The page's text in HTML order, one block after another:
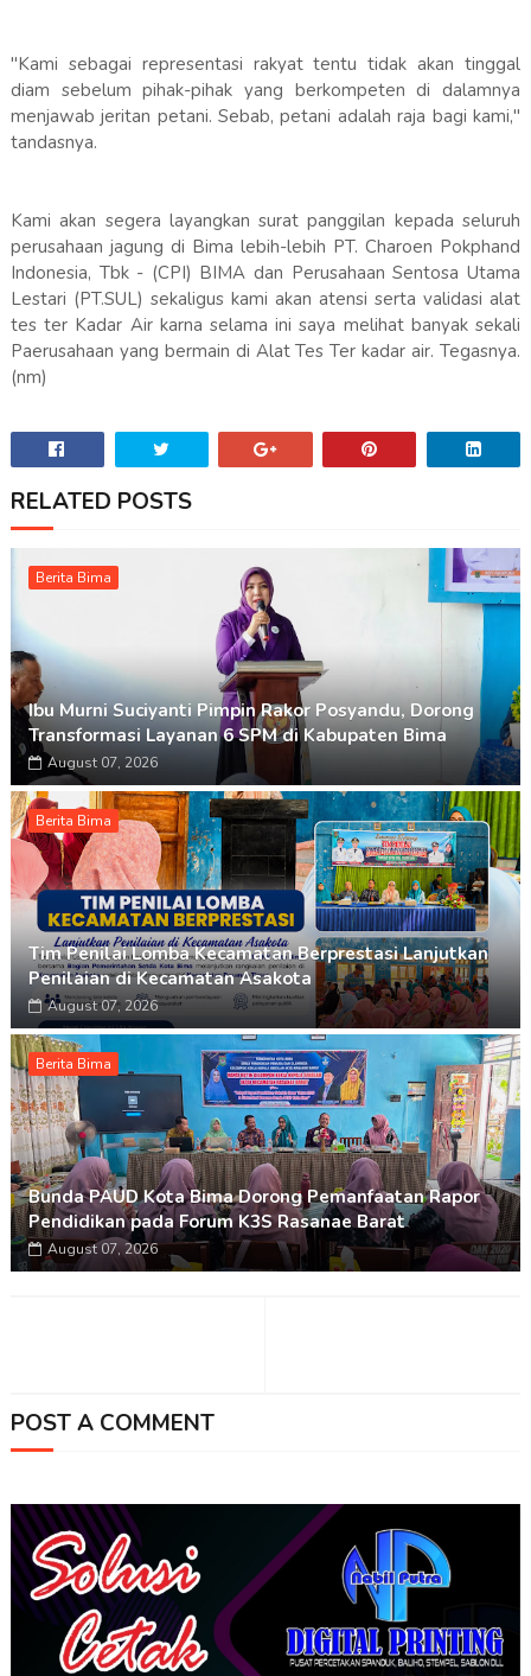
"Kami sebagai representasi rakyat tentu tidak akan tinggal
diam sebelum pihak-pihak yang berkompeten di dalamnya
menjawab jeritan petani. Sebab, petani adalah raja bagi kami,"
tandasnya.
Kami akan segera layangkan surat panggilan kepada seluruh
perusahaan jagung di Bima lebih-lebih PT. Charoen Pokphand
Indonesia, Tbk - (CPI) BIMA dan Perusahaan Sentosa Utama
Lestari (PT.SUL) sekaligus kami akan atensi serta validasi alat
tes ter Kadar Air karna selama ini saya melihat banyak sekali
Paerusahaan yang bermain di Alat Tes Ter kadar air. Tegasnya.
(nm)
RELATED POSTS
Berita Bima
Ibu Murni Suciyanti Pimpin Rakor Posyandu, Dorong
Transformasi Layanan 6 SPM di Kabupaten Bima
August 07, 2026
Berita Bima
Tim Penilai Lomba Kecamatan Berprestasi Lanjutkan
Penilaian di Kecamatan Asakota
August 07, 2026
Berita Bima
Bunda PAUD Kota Bima Dorong Pemanfaatan Rapor
Pendidikan pada Forum K3S Rasanae Barat
August 07, 2026
POST A COMMENT